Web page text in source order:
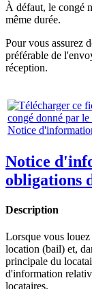
À défaut, le congé
même durée.
Pour vous assurez
préférable de
réception.
Notice
Notice
obligations
Description
Lorsque vous
location (bail) et,
principale du
d'information
locataires.